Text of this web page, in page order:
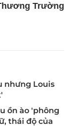
Trường
nhưng Louis
ồn ào 'phông
thái độ của